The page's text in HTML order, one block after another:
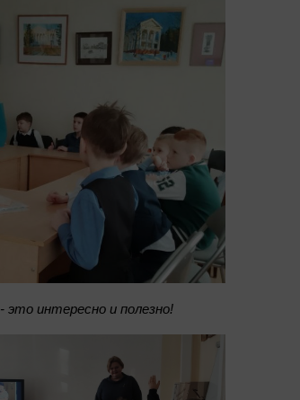
это интересно и полезно!